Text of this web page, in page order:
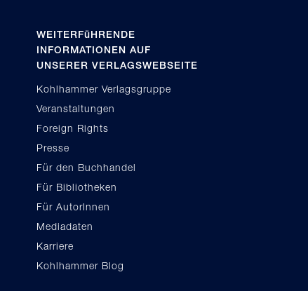
WEITERFüHRENDE
INFORMATIONEN AUF
UNSERER VERLAGSWEBSEITE
Kohlhammer Verlagsgruppe
Veranstaltungen
Foreign Rights
Presse
Für den Buchhandel
Für Bibliotheken
Für AutorInnen
Mediadaten
Karriere
Kohlhammer Blog